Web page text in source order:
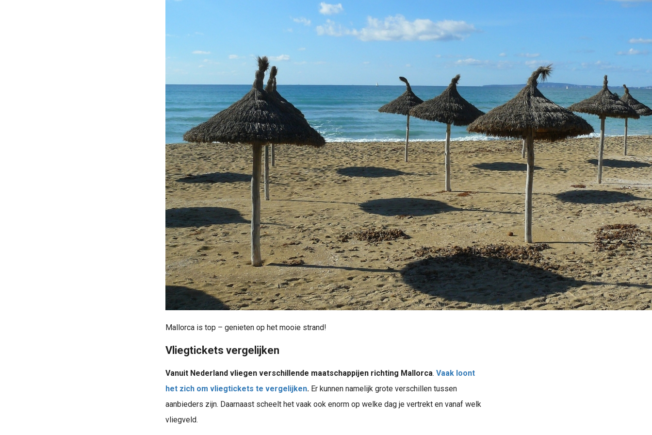
Mallorca is top – genieten op het mooie strand!
Vliegtickets vergelijken
Vanuit Nederland vliegen verschillende maatschappijen richting Mallorca. Vaak loont
het zich om vliegtickets te vergelijken. Er kunnen namelijk grote verschillen tussen
aanbieders zijn. Daarnaast scheelt het vaak ook enorm op welke dag je vertrekt en vanaf welk
vliegveld.